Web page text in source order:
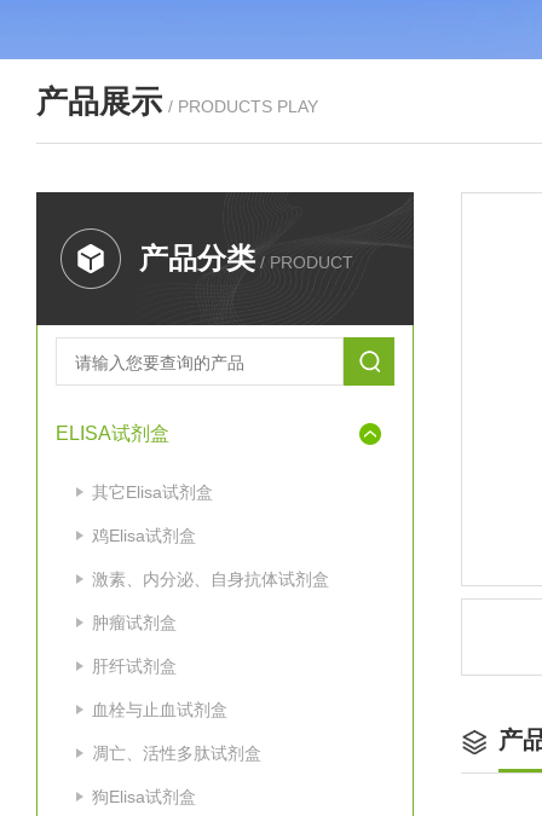
产品展示 / PRODUCTS PLAY
产品分类 / PRODUCT
ELISA试剂盒
其它Elisa试剂盒
鸡Elisa试剂盒
激素、内分泌、自身抗体试剂盒
肿瘤试剂盒
肝纤试剂盒
血栓与止血试剂盒
凋亡、活性多肽试剂盒
狗Elisa试剂盒
产